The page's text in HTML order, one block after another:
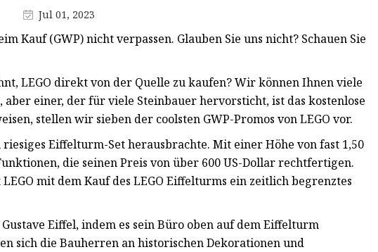
Jul 01, 2023
Kauf (GWP) nicht verpassen. Glauben Sie uns nicht? Schauen Sie
LEGO direkt von der Quelle zu kaufen? Wir können Ihnen viele
einer, der für viele Steinbauer hervorsticht, ist das kostenlose
stellen wir sieben der coolsten GWP-Promos von LEGO vor.
Eiffelturm-Set herausbrachte. Mit einer Höhe von fast 1,50
die seinen Preis von über 600 US-Dollar rechtfertigen.
mit dem Kauf des LEGO Eiffelturms ein zeitlich begrenztes
Eiffel, indem es sein Büro oben auf dem Eiffelturm
sich die Bauherren an historischen Dekorationen und